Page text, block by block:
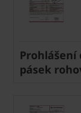
Prohlášení
pásek